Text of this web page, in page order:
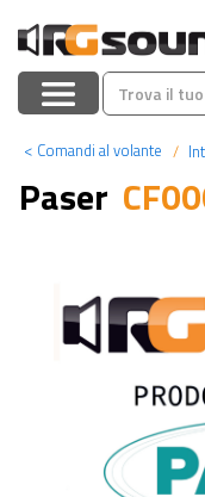
< Comandi al volante
Paser